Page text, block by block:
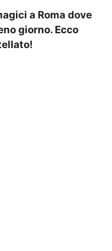
a Roma dove
giorno. Ecco